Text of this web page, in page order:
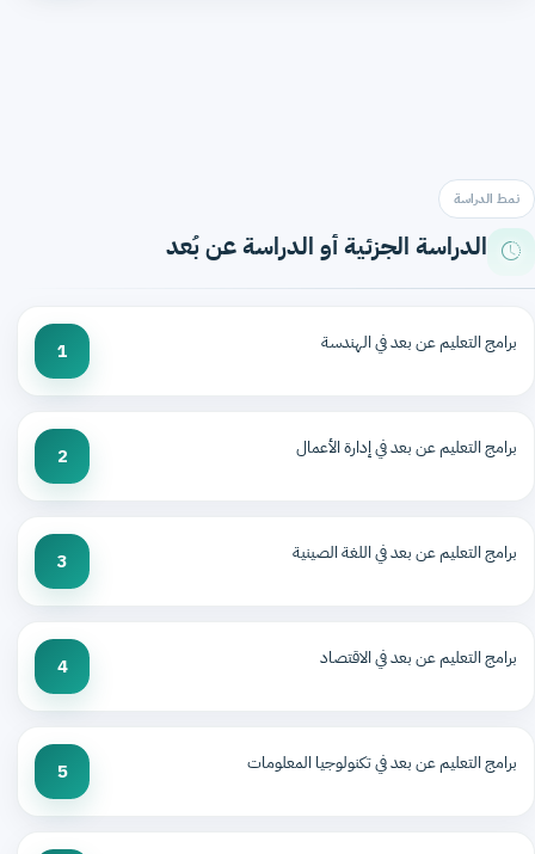
نمط الدراسة
الدراسة الجزئية أو الدراسة عن بُعد
برامج التعليم عن بعد في الهندسة 1
برامج التعليم عن بعد في إدارة الأعمال 2
برامج التعليم عن بعد في اللغة الصينية 3
برامج التعليم عن بعد في الاقتصاد 4
برامج التعليم عن بعد في تكنولوجيا المعلومات 5